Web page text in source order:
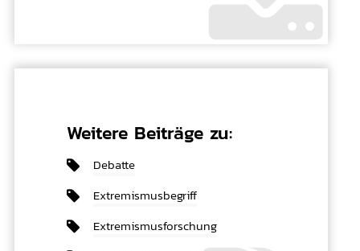
Weitere Beiträge zu:
Debatte
Extremismusbegriff
Extremismusforschung